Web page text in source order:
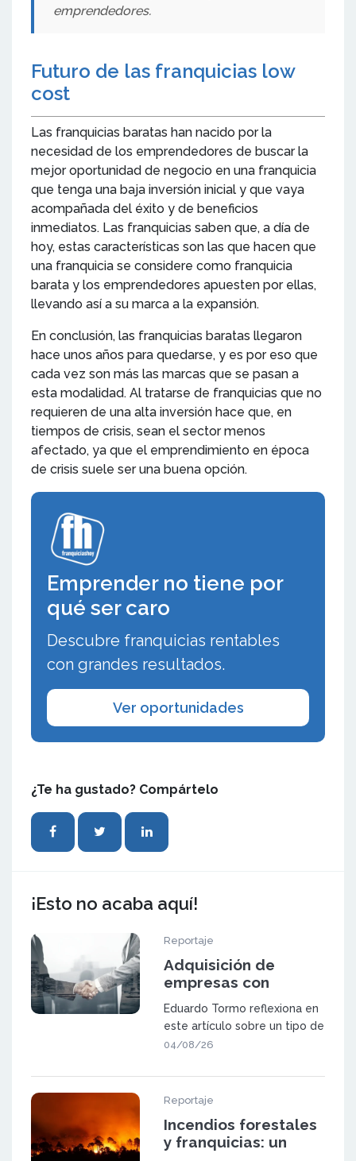
emprendedores.
Futuro de las franquicias low
cost
Las franquicias baratas han nacido por la
necesidad de los emprendedores de buscar la
mejor oportunidad de negocio en una franquicia
que tenga una baja inversión inicial y que vaya
acompañada del éxito y de beneficios
inmediatos. Las franquicias saben que, a día de
hoy, estas características son las que hacen que
una franquicia se considere como franquicia
barata y los emprendedores apuesten por ellas,
llevando así a su marca a la expansión.
En conclusión, las franquicias baratas llegaron
hace unos años para quedarse, y es por eso que
cada vez son más las marcas que se pasan a
esta modalidad. Al tratarse de franquicias que no
requieren de una alta inversión hace que, en
tiempos de crisis, sean el sector menos
afectado, ya que el emprendimiento en época
de crisis suele ser una buena opción.
Emprender no tiene por
qué ser caro
Descubre franquicias rentables
con grandes resultados.
Ver oportunidades
¿Te ha gustado? Compártelo
¡Esto no acaba aquí!
Reportaje
Adquisición de
empresas con
potencial de
expansión mediante
franquicia
Eduardo Tormo reflexiona en
este artículo sobre un tipo de
oportunidad que va a ganar
04/08/26
Reportaje
Incendios forestales
y franquicias: un